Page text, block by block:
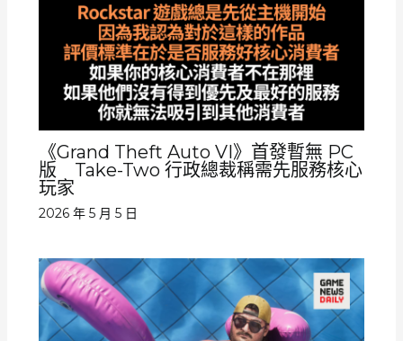
《Grand Theft Auto VI》首發暫無 PC
版 Take-Two 行政總裁稱需先服務核心
玩家
2026 年 5 月 5 日